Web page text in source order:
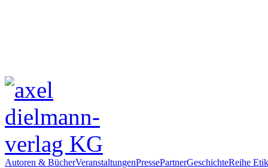
Autoren & BücherVeranstaltungenPressePartnerGeschichteReihe